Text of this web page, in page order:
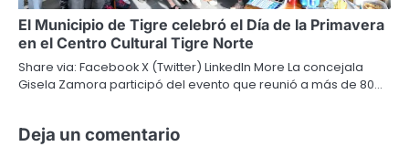
El Municipio de Tigre celebró el Día de la Primavera
en el Centro Cultural Tigre Norte
Share via: Facebook X (Twitter) LinkedIn More La concejala
Gisela Zamora participó del evento que reunió a más de 80…
Deja un comentario